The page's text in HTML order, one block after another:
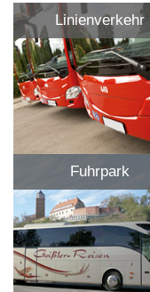
Linienverkehr
Fuhrpark